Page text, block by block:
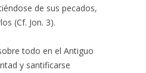
de sus pecados,
(Cf. Jon. 3).
todo en el Antiguo
y santificarse